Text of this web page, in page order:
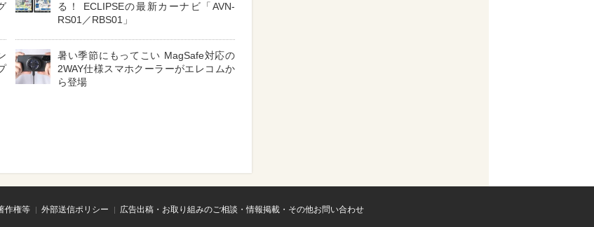
る！ ECLIPSEの最新カーナビ「AVN-
RS01／RBS01」
暑い季節にもってこい MagSafe対応の
2WAY仕様スマホクーラーがエレコムか
ら登場
作権等 外部送信ポリシー
広告出稿・お取り組みのご相談・情報掲載・その他お問い合わせ